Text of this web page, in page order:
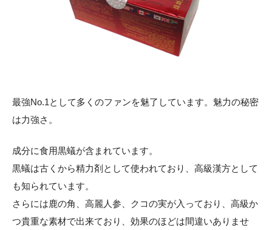
最強No.1として多くのファンを魅了しています。魅力の秘密
は力強さ。
成分に食用黒蟻が含まれています。
黒蟻は古くから精力剤として使われており、高級漢方として
も知られています。
さらには鹿の角、高麗人参、クコの実が入っており、高級か
つ貴重な素材で出来ており、効果のほどは間違いありませ